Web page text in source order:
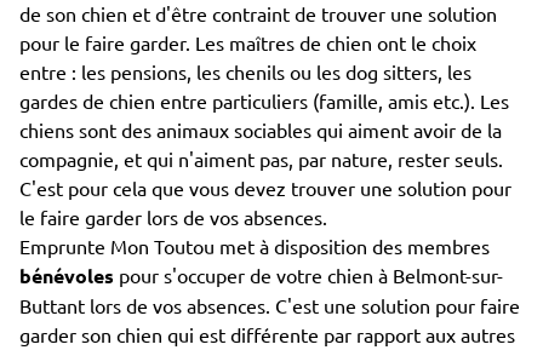
de son chien et d'être contraint de trouver une solution
pour le faire garder. Les maîtres de chien ont le choix
entre : les pensions, les chenils ou les dog sitters, les
gardes de chien entre particuliers (famille, amis etc.). Les
chiens sont des animaux sociables qui aiment avoir de la
compagnie, et qui n'aiment pas, par nature, rester seuls.
C'est pour cela que vous devez trouver une solution pour
le faire garder lors de vos absences.
Emprunte Mon Toutou met à disposition des membres
bénévoles pour s'occuper de votre chien à Belmont-sur-
Buttant lors de vos absences. C'est une solution pour faire
garder son chien qui est différente par rapport aux autres